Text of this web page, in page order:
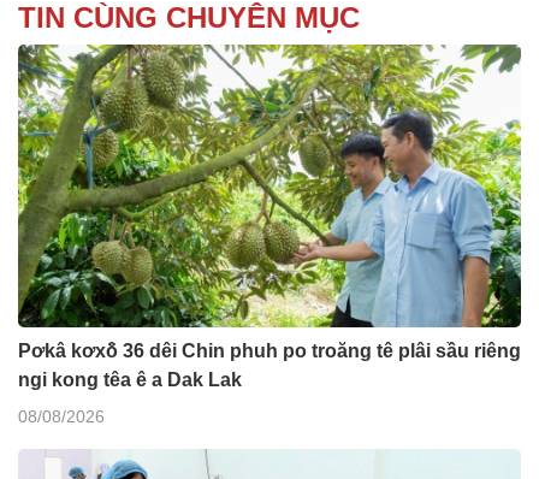
TIN CÙNG CHUYÊN MỤC
Pơkâ kơxô̆ 36 dêi Chin phuh po troăng tê plâi sầu riêng
ngi kong têa ê a Dak Lak
08/08/2026